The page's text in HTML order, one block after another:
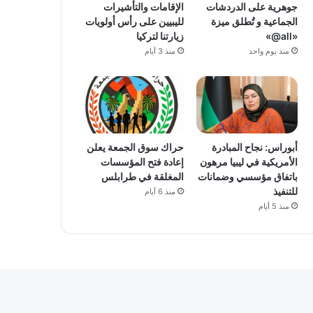
جوهرية على الدردشات
الجماعية و تُطلق ميزة
«all@»
منذ يوم واحد
الإقامات والتأشيرات
لليبيين على رأس أولويات
زيارتنا لتركيا
منذ 3 أيام
أبوراس: نجاح المبادرة
الأمريكية في ليبيا مرهون
باتفاق مؤسسي وضمانات
للتنفيذ
منذ 5 أيام
حراك سوق الجمعة يعلن
إعادة فتح المؤسسات
المغلقة في طرابلس
منذ 6 أيام